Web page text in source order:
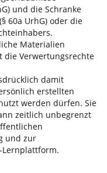
und die Schranke
60a UrhG) oder die
Materialien
die Verwertungsrechte
damit
erstellten
werden dürfen. Sie
zeitlich unbegrenzt
und zur
Lernplattform.